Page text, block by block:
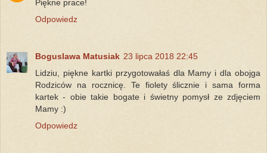
Piękne prace!
Odpowiedz
Boguslawa Matusiak 23 lipca 2018 22:45
Lidziu, piękne kartki przygotowałaś dla Mamy i dla obojga
Rodziców na rocznicę. Te fiolety ślicznie i sama forma
kartek - obie takie bogate i świetny pomysł ze zdjęciem
Mamy :)
Odpowiedz